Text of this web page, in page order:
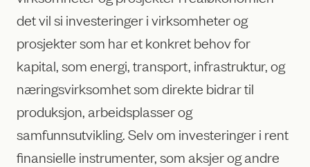
det vil si investeringer i virksomheter og
prosjekter som har et konkret behov for
kapital, som energi, transport, infrastruktur, og
næringsvirksomhet som direkte bidrar til
produksjon, arbeidsplasser og
samfunnsutvikling. Selv om investeringer i rent
finansielle instrumenter, som aksjer og andre